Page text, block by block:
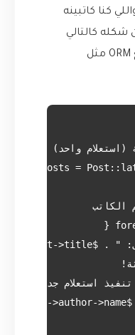
كنا كاتبينه
شكله كالتالي
(هذا مثال بلغة تشبه PHP مع ORM مثل